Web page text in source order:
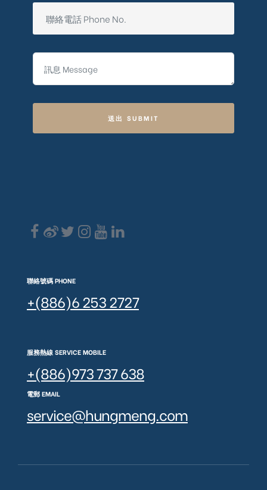
送出 SUBMIT
聯絡號碼 PHONE
+(886)6 253 2727
服務熱線 SERVICE MOBILE
+(886)973 737 638
電郵 EMAIL
service@hungmeng.com